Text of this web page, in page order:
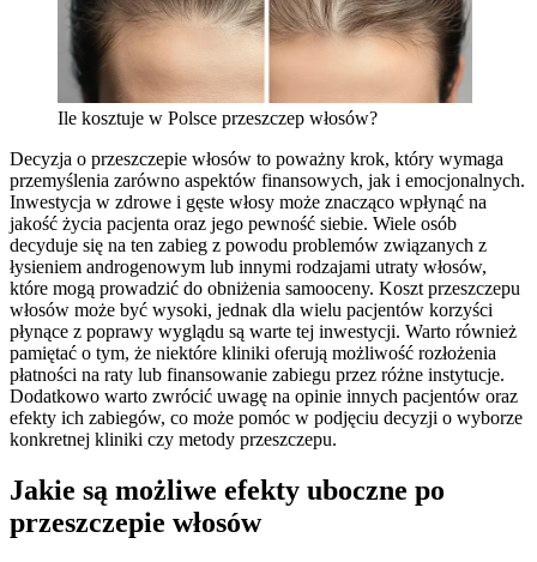
Ile kosztuje w Polsce przeszczep włosów?
Decyzja o przeszczepie włosów to poważny krok, który wymaga
przemyślenia zarówno aspektów finansowych, jak i emocjonalnych.
Inwestycja w zdrowe i gęste włosy może znacząco wpłynąć na
jakość życia pacjenta oraz jego pewność siebie. Wiele osób
decyduje się na ten zabieg z powodu problemów związanych z
łysieniem androgenowym lub innymi rodzajami utraty włosów,
które mogą prowadzić do obniżenia samooceny. Koszt przeszczepu
włosów może być wysoki, jednak dla wielu pacjentów korzyści
płynące z poprawy wyglądu są warte tej inwestycji. Warto również
pamiętać o tym, że niektóre kliniki oferują możliwość rozłożenia
płatności na raty lub finansowanie zabiegu przez różne instytucje.
Dodatkowo warto zwrócić uwagę na opinie innych pacjentów oraz
efekty ich zabiegów, co może pomóc w podjęciu decyzji o wyborze
konkretnej kliniki czy metody przeszczepu.
Jakie są możliwe efekty uboczne po
przeszczepie włosów